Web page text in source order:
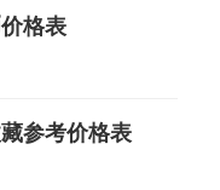
格表
参考价格表